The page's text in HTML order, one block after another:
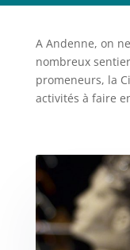
A Andenne, on
nombreux
promeneurs, la
activités à faire